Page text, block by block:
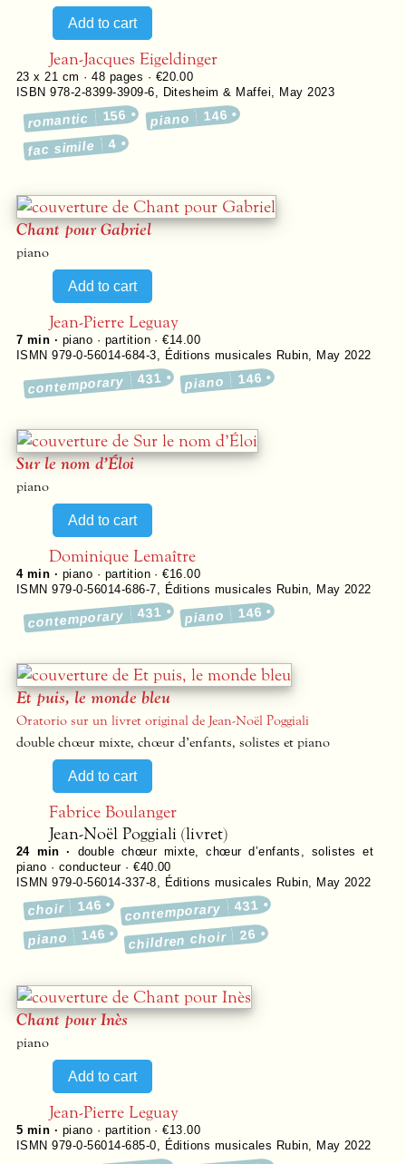
Jean-Jacques Eigeldinger
23 x 21 cm ·48 pages · €20.00
ISBN 978-2-8399-3909-6
Ditesheim & Maffei May 2023
romantic 156 piano 146
fac simile 4
Chant pour Gabriel
piano
Jean-Pierre Leguay
7 min · piano · partition · €14.00
ISMN 979-0-56014-684-3
Éditions musicales Rubin May 2022
contemporary 431 piano 146
Sur le nom d’Éloi
piano
Dominique Lemaître
4 min · piano · partition · €16.00
ISMN 979-0-56014-686-7
Éditions musicales Rubin May 2022
contemporary 431 piano 146
Et puis, le monde bleu
Oratorio sur un livret original de Jean-Noël Poggiali
double chœur mixte, chœur d’enfants, solistes et piano
Fabrice Boulanger
Jean-Noël Poggiali (livret)
24 min · double chœur mixte, chœur d’enfants, solistes et
piano · conducteur · €40.00
ISMN 979-0-56014-337-8
Éditions musicales Rubin May 2022
choir 146 contemporary 431
piano 146 children choir 26
Chant pour Inès
piano
Jean-Pierre Leguay
5 min · piano · partition · €13.00
ISMN 979-0-56014-685-0
Éditions musicales Rubin May 2022